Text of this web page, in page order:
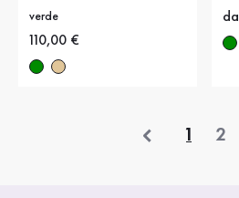
verde
Nuovo prezzo
110,00 €
1 2